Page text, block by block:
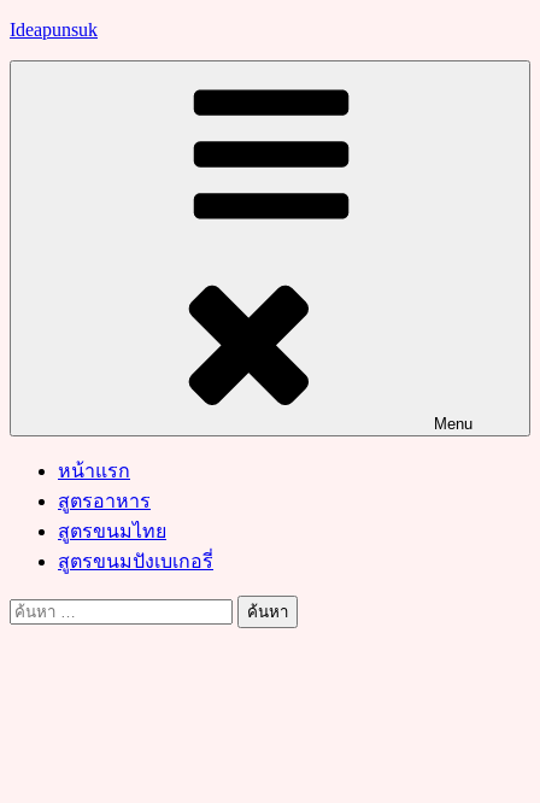
Skip
Ideapunsuk
Menu
หน้าแรก
สูตรอาหาร
สูตรขนมไทย
สูตรขนมปังเบเกอรี่
ค้นหา